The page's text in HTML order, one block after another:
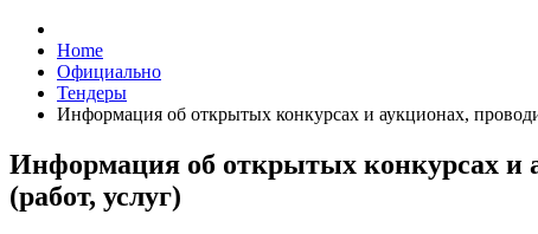
Home
Официально
Тендеры
Информация об открытых конкурсах и аукционах,
Информация об открытых конкурсах и
(работ, услуг)